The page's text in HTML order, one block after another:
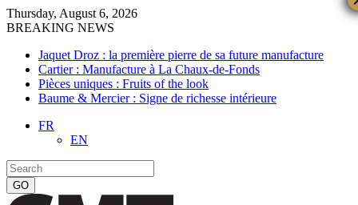
Thursday, August 6, 2026
BREAKING NEWS
Jaquet Droz : la première pierre de sa future manufacture
Cartier : Manufacture à La Chaux-de-Fonds
Pièces uniques : Fruits of the look
Baume & Mercier : Signe de richesse intérieure
FR
EN